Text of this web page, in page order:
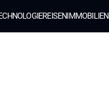
REISENIMMOBILIEN